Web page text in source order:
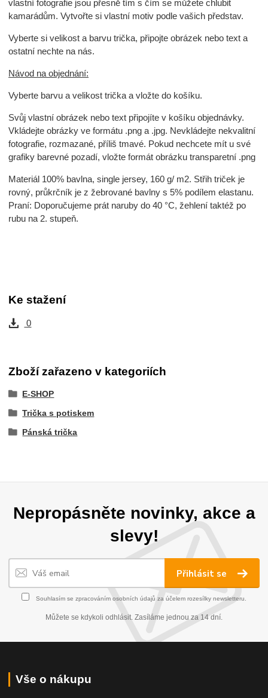
vlastní fotografie jsou přesně tím s čím se můžete chlubit
kamarádům. Vytvořte si vlastní motiv podle vašich představ.
Vyberte si velikost a barvu trička, připojte obrázek nebo text a
ostatní nechte na nás.
Návod na objednání:
Vyberte barvu a velikost trička a vložte do košíku.
Svůj vlastní obrázek nebo text připojíte v košíku objednávky.
Vkládejte obrázky ve formátu .png a .jpg. Nevkládejte nekvalitní
fotografie, rozmazané, příliš tmavé. Pokud nechcete mít u své
grafiky barevné pozadí, vložte formát obrázku transparetní .png
Materiál 100% bavlna, single jersey, 160 g/ m2. Střih triček je
rovný, průkrčník je z žebrované bavlny s 5% podílem elastanu.
Praní: Doporučujeme prát naruby do 40 °C, žehlení taktéž po
rubu na 2. stupeň.
Ke stažení
0
Zboží zařazeno v kategoriích
E-SHOP
Trička s potiskem
Pánská trička
Nepropásněte novinky, akce a
slevy!
Přihlásit se
Souhlasím se zpracováním osobních údajů za účelem rozesílky newsletteru.
Můžete se kdykoli odhlásit. Zasíláme jednou za 14 dní.
Vše o nákupu